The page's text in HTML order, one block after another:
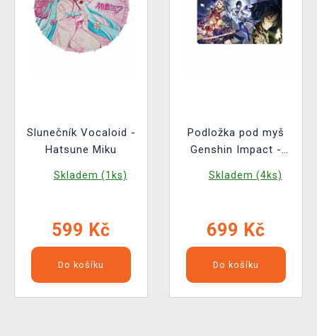
Slunečník Vocaloid -
Hatsune Miku
Skladem (1ks)
599 Kč
Do košíku
Podložka pod myš
Genshin Impact -
Depths
Skladem (4ks)
699 Kč
Do košíku